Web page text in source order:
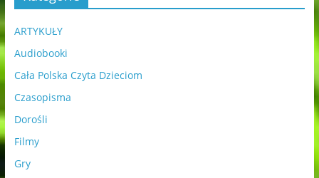
ARTYKUŁY
Audiobooki
Cała Polska Czyta Dzieciom
Czasopisma
Dorośli
Filmy
Gry